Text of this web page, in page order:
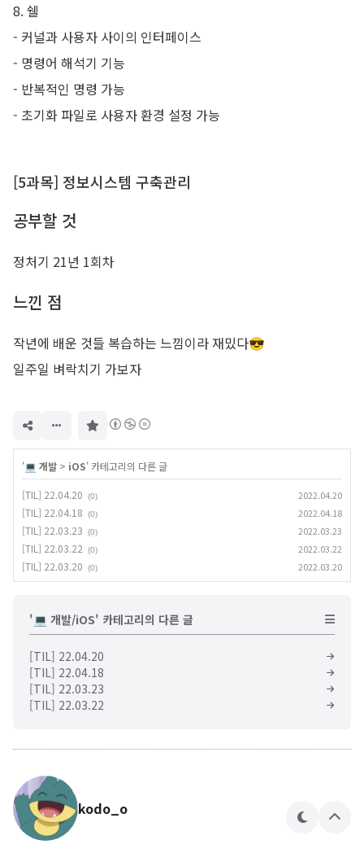
8. 쉘
- 커널과 사용자 사이의 인터페이스
- 명령어 해석기 기능
- 반복적인 명령 가능
- 초기화 파일로 사용자 환경 설정 가능
[5과목] 정보시스템 구축관리
공부할 것
정처기 21년 1회차
느낀 점
작년에 배운 것들 복습하는 느낌이라 재밌다😎
일주일 벼락치기 가보자
'💻 개발 > iOS' 카테고리의 다른 글
[TIL] 22.04.20 (0) 2022.04.20
[TIL] 22.04.18 (0) 2022.04.18
[TIL] 22.03.23 (0) 2022.03.23
[TIL] 22.03.22 (0) 2022.03.22
[TIL] 22.03.20 (0) 2022.03.20
'💻 개발/iOS' 카테고리의 다른 글
[TIL] 22.04.20
[TIL] 22.04.18
[TIL] 22.03.23
[TIL] 22.03.22
kodo_o
테
상